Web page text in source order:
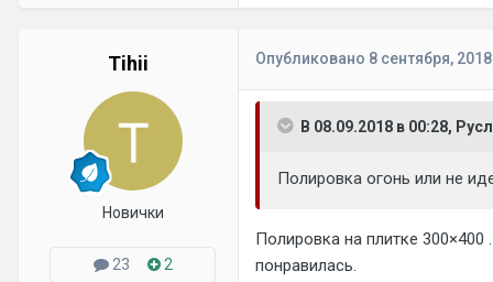
Tihii
Новички
23 2
Опубликовано 8 сентября, 2018
В 08.09.2018 в 00:28,
Полировка огонь или не
Полировка на плитке
понравилась.